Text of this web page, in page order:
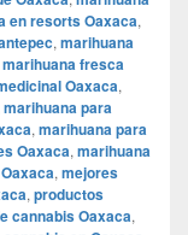
en resorts Oaxaca,
, marihuana
marihuana fresca
Oaxaca,
marihuana para
, marihuana para
Oaxaca, marihuana
, mejores
, productos
cannabis Oaxaca,